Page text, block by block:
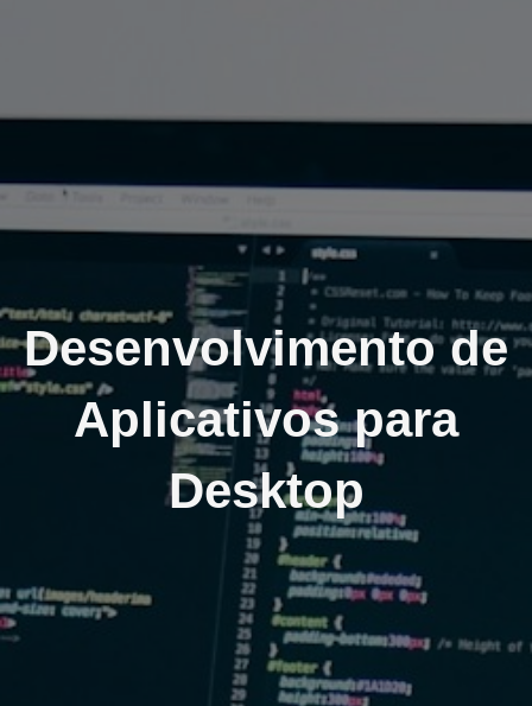
Desenvolvimento de
Aplicativos para
Desktop